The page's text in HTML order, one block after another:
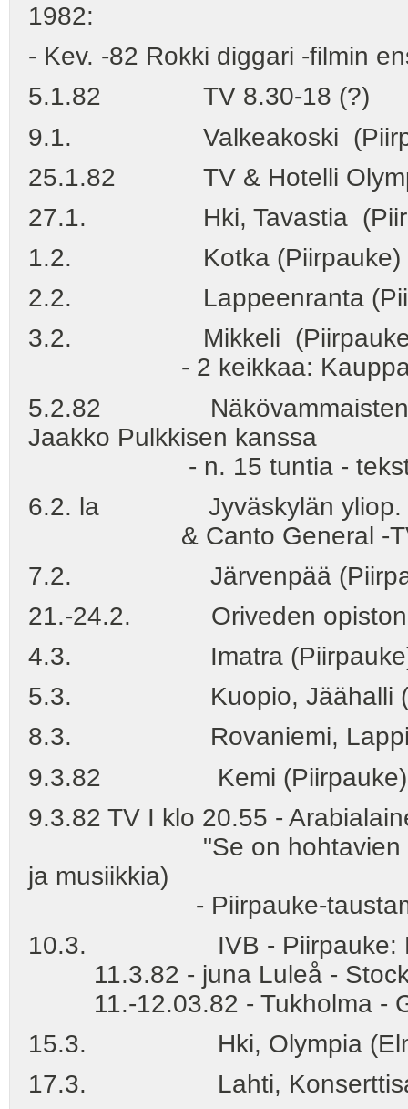
1982:
- Kev. -82 Rokki diggari -filmin
5.1.82 TV 8.30-18 (?)
9.1. Valkeakoski
25.1.82 TV & Hotelli
27.1. Hki, Tavastia
1.2. Kotka (Piirpauke)
2.2. Lappeenranta
3.2. Mikkeli (Piirpauke;
- 2 keikkaa:
5.2.82 Näkövammaisten
Jaakko Pulkkisen kanssa
- n. 15 tuntia - tekstit
6.2. la Jyväskylän yliop.
& Canto General -TV-
7.2. Järvenpää
21.-24.2. Oriveden opiston
4.3. Imatra
5.3. Kuopio, Jäähalli
8.3. Rovaniemi, Lappia-
9.3.82 Kemi (Piirpauke)
9.3.82 TV I klo 20.55 -
"Se on hohtavien
ja musiikkia)
- Piirpauke-
10.3. IVB - Piirpauke:
11.3.82 - juna Luleå -
11.-12.03.82 - Tukholma -
15.3. Hki, Olympia
17.3. Lahti, Konserttisali